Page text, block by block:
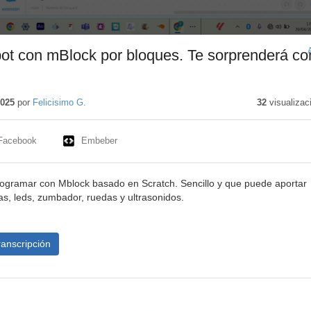
con mBlock por bloques. Te sorprenderá
por Felicisimo G. 32
Embeber
con Mblock basado en Scratch. Sencillo y que puede aportar
leds, zumbador, ruedas y ultrasonidos.